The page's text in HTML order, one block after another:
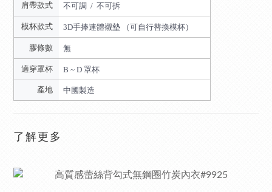
肩帶款式 不可調 / 不可拆
模杯款式 3D手捧連體襯墊 （可自行替換模杯）
膠條數 無
適穿罩杯 B ~ D 罩杯
產地 中國製造
了解更多